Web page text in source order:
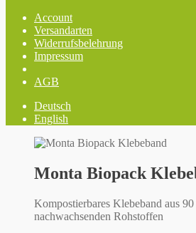
Account
Versandarten
Widerrufsbelehrung
Impressum
AGB
Deutsch
English
Monta Biopack
Kompostierbares Klebeband aus 90
nachwachsenden Rohstoffen